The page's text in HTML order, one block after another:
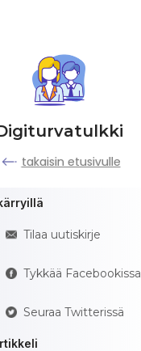
takaisin etusivulle
Tilaa uutiskirje
Tykkää Facebookissa
Seuraa Twitterissä